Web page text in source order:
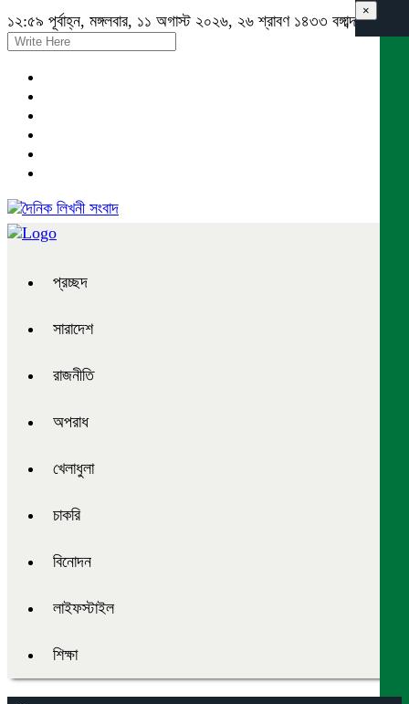
১২:৫৯ পূর্বাহ্ন, মঙ্গলবার, ১১ অগাস্ট ২০২৬, ২৬ শ্রাবণ ১৪৩৩ বঙ্গাব্দ
প্রচ্ছদ
সারাদেশ
রাজনীতি
অপরাধ
খেলাধুলা
চাকরি
বিনোদন
লাইফস্টাইল
শিক্ষা
×